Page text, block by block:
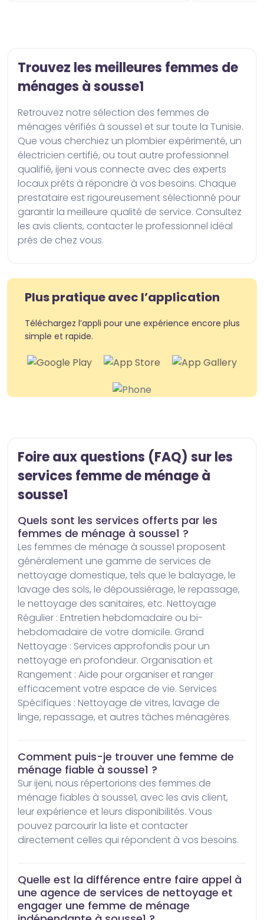
Trouvez les meilleures femmes de
ménages à sousse1
Retrouvez notre sélection des femmes de
ménages vérifiés à sousse1 et sur toute la Tunisie.
Que vous cherchiez un plombier expérimenté, un
électricien certifié, ou tout autre professionnel
qualifié, ijeni vous connecte avec des experts
locaux prêts à répondre à vos besoins. Chaque
prestataire est rigoureusement sélectionné pour
garantir la meilleure qualité de service. Consultez
les avis clients, contacter le professionnel idéal
prés de chez vous.
Plus pratique avec l’application
Téléchargez l’appli pour une expérience encore plus
simple et rapide.
Foire aux questions (FAQ) sur les
services femme de ménage à
sousse1
Quels sont les services offerts par les
femmes de ménage à sousse1 ?
Les femmes de ménage à sousse1 proposent
généralement une gamme de services de
nettoyage domestique, tels que le balayage, le
lavage des sols, le dépoussiérage, le repassage,
le nettoyage des sanitaires, etc. Nettoyage
Régulier : Entretien hebdomadaire ou bi-
hebdomadaire de votre domicile. Grand
Nettoyage : Services approfondis pour un
nettoyage en profondeur. Organisation et
Rangement : Aide pour organiser et ranger
efficacement votre espace de vie. Services
Spécifiques : Nettoyage de vitres, lavage de
linge, repassage, et autres tâches ménagères.
Comment puis-je trouver une femme de
ménage fiable à sousse1 ?
Sur ijeni, nous répertorions des femmes de
ménage fiables à sousse1, avec les avis client,
leur expérience et leurs disponibilités. Vous
pouvez parcourir la liste et contacter
directement celles qui répondent à vos besoins.
Quelle est la différence entre faire appel à
une agence de services de nettoyage et
engager une femme de ménage